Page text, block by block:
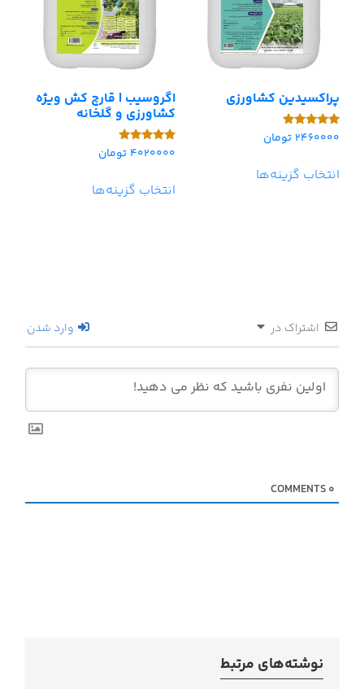
پراکسیدین کشاورزی
امتیاز
2460000 تومان
انتخاب گزینه‌ها
اگروسیب | قارچ کش ویژه
کشاورزی و گلخانه
امتیاز
4020000 تومان
انتخاب گزینه‌ها
اشتراک در وارد شدن
0
نوشته‌های مرتبط